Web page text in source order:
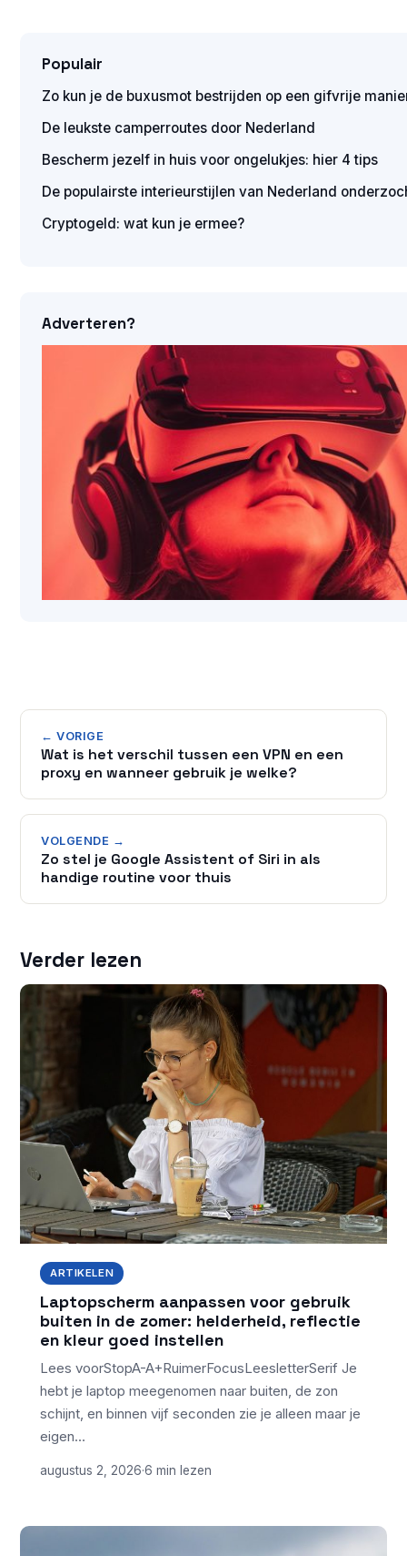
Populair
Zo kun je de buxusmot bestrijden op een gifvrije
De leukste camperroutes door Nederland
Bescherm jezelf in huis voor ongelukjes: hier 4 tips
De populairste interieurstijlen van Nederland
Cryptogeld: wat kun je ermee?
Adverteren?
← VORIGE
Wat is het verschil tussen een VPN en een
proxy en wanneer gebruik je welke?
VOLGENDE →
Zo stel je Google Assistent of Siri in als
handige routine voor thuis
Verder lezen
ARTIKELEN
Laptopscherm aanpassen voor gebruik
buiten in de zomer: helderheid, reflectie
en kleur goed instellen
Lees voorStopA-A+RuimerFocusLeesletterSerif Je
hebt je laptop meegenomen naar buiten, de zon
schijnt, en binnen vijf seconden zie je alleen maar je
eigen…
augustus 2, 2026·6 min lezen